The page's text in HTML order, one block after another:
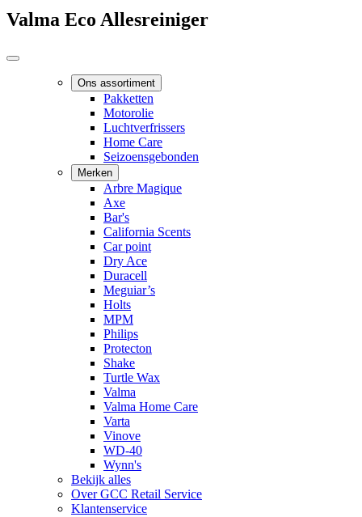
Valma Eco Allesreiniger
Ons assortiment
Pakketten
Motorolie
Luchtverfrissers
Home Care
Seizoensgebonden
Merken
Arbre Magique
Axe
Bar's
California Scents
Car point
Dry Ace
Duracell
Meguiar’s
Holts
MPM
Philips
Protecton
Shake
Turtle Wax
Valma
Valma Home Care
Varta
Vinove
WD-40
Wynn's
Bekijk alles
Over GCC Retail Service
Klantenservice